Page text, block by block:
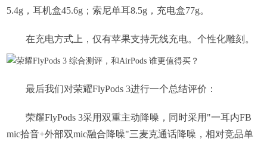
5.4g，耳机盒45.6g；索尼单耳8.5g，充电盒77g。
在充电方式上，仅有苹果支持无线充电。个性化雕刻。
最后我们对荣耀FlyPods 3进行一个总结评价：
荣耀FlyPods 3采用双重主动降噪，同时采用"一耳内FB
mic拾音+外部双mic融合降噪"三麦克通话降噪，相对竞品单